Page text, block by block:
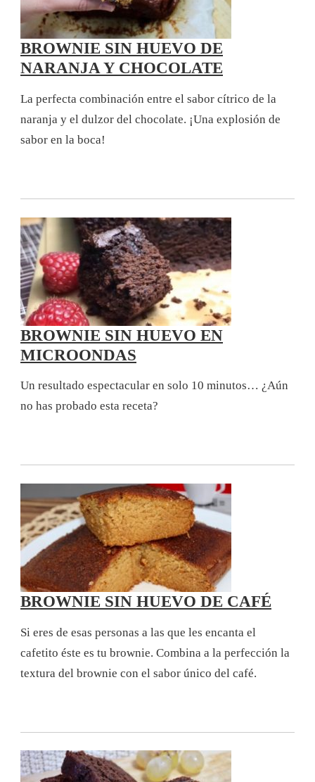
BROWNIE SIN HUEVO DE
NARANJA Y CHOCOLATE
La perfecta combinación entre el sabor cítrico de la
naranja y el dulzor del chocolate. ¡Una explosión de
sabor en la boca!
BROWNIE SIN HUEVO EN
MICROONDAS
Un resultado espectacular en solo 10 minutos… ¿Aún
no has probado esta receta?
BROWNIE SIN HUEVO DE CAFÉ
Si eres de esas personas a las que les encanta el
cafetito éste es tu brownie. Combina a la perfección la
textura del brownie con el sabor único del café.